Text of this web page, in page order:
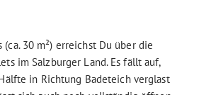
(ca. 30 m²) erreichst Du über die
im Salzburger Land. Es fällt auf,
in Richtung Badeteich verglast